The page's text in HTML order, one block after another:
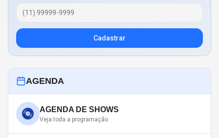
Cadastrar
AGENDA
AGENDA DE SHOWS
Veja toda a programação